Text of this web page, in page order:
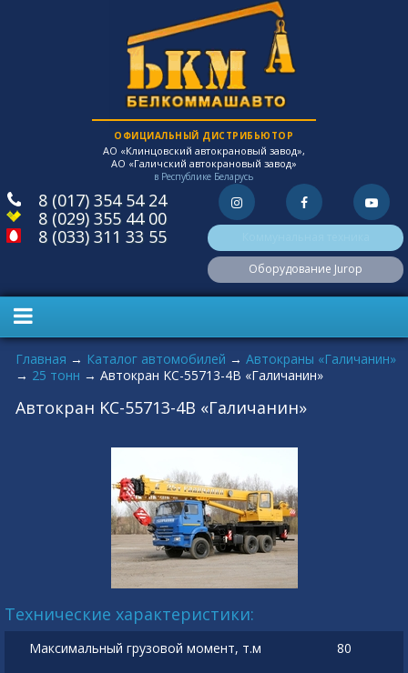
ОФИЦИАЛЬНЫЙ ДИСТРИБЬЮТОР
АО «Клинцовский автокрановый завод»,
АО «Галичский автокрановый завод»
в Республике Беларусь
8 (017) 354 54 24
8 (029) 355 44 00
8 (033) 311 33 55
Оборудование Jurop
Вы здесь
Главная → Каталог автомобилей → Автокраны «Галичанин»
→ 25 тонн → Автокран KC-55713-4В «Галичанин»
Автокран KC-55713-4В «Галичанин»
Технические характеристики:
Максимальный грузовой момент, т.м
80